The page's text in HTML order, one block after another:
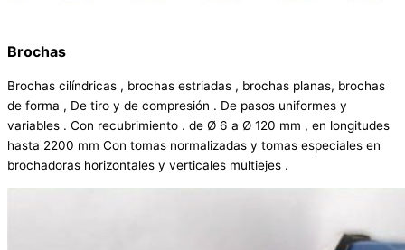
Brochas
Brochas cilíndricas , brochas estriadas , brochas planas, brochas
de forma , De tiro y de compresión . De pasos uniformes y
variables . Con recubrimiento . de Ø 6 a Ø 120 mm , en longitudes
hasta 2200 mm Con tomas normalizadas y tomas especiales en
brochadoras horizontales y verticales multiejes .